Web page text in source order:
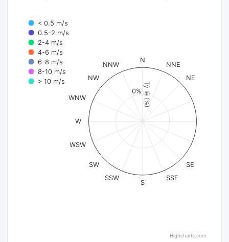
Tỷ lệ (%)
< 0.5 m/s
0.5-2 m/s
2-4 m/s
4-6 m/s
6-8 m/s
8-10 m/s
> 10 m/s
N
NNE
NE
SE
SSE
S
SSW
SW
WSW
W
WNW
NW
NNW
0%
Highcharts.com